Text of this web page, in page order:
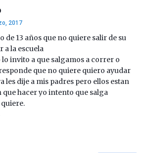
2017
de 13 años que no quiere salir de su
a la escuela
invito a que salgamos a correr o
que no quiere quiero ayudar
les dije a mis padres pero ellos estan
que hacer yo intento que salga